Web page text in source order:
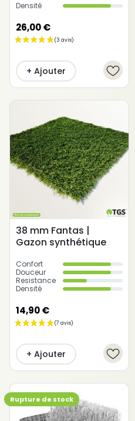
Densité
26,00 €
+ Ajouter
38 mm Fantas |
Gazon synthétique
Confort
Douceur
Resistance
Densité
14,90 €
+ Ajouter
Rupture de stock